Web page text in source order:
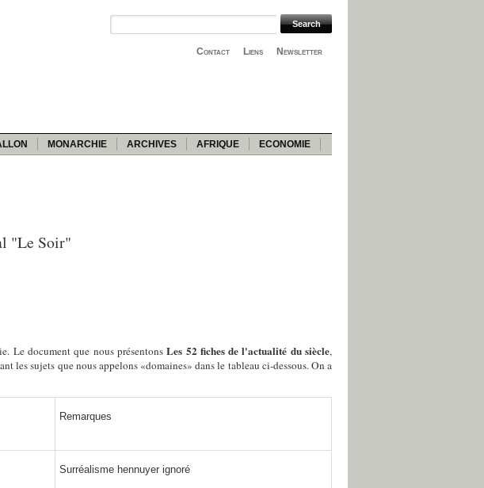
Newsletter
Liens
Contact
MONARCHIE ARCHIVES AFRIQUE ECONOMIE
"Le Soir"
Le document que nous présentonsLes 52 fiches de l'actualité du siècle,
les sujets que nous appelons «domaines» dans le tableau ci-dessous. On a
Remarques
Surréalisme hennuyer ignoré